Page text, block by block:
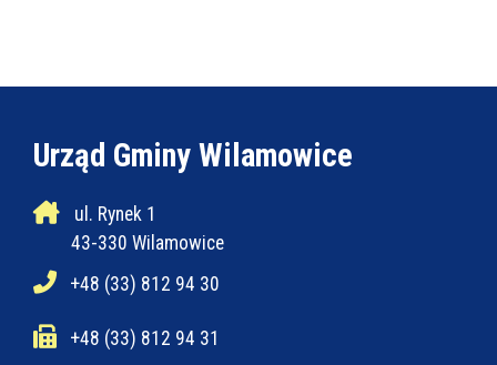
Urząd Gminy Wilamowice
ul. Rynek 1
43-330 Wilamowice
+48 (33) 812 94 30
+48 (33) 812 94 31